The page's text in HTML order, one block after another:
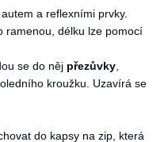
a reflexními prvky.
ramenou, délku lze pomocí
se do něj přezůvky,
kroužku. Uzavírá se
do kapsy na zip, která